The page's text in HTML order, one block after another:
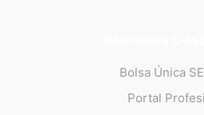
Bolsa Única
Portal